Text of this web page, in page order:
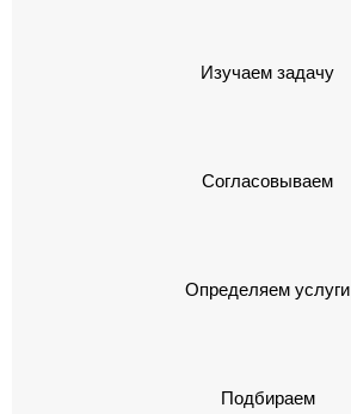
Изучаем задачу
Согласовываем
Определяем услуги
Подбираем